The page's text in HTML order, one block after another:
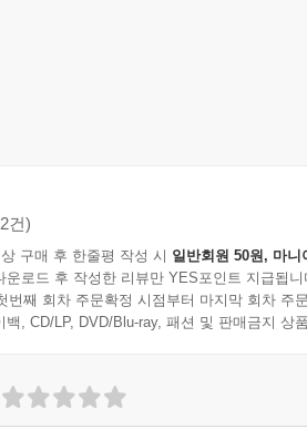
미와 함께 독자와 상호작용할 수 있는
어(The Week Junior)]
건)
구매 후 한줄평 작성 시 일반회원 50원, 마니
운로드 후 작성한 리뷰만 YES포인트 지급됩니
번째 회차 주문확정 시점부터 마지막 회차 주
백, CD/LP, DVD/Blu-ray, 패션 및 판매금지 상